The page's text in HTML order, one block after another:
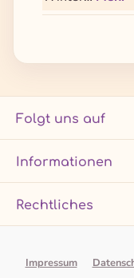
Folgt uns auf
Informationen
Rechtliches
Impressum